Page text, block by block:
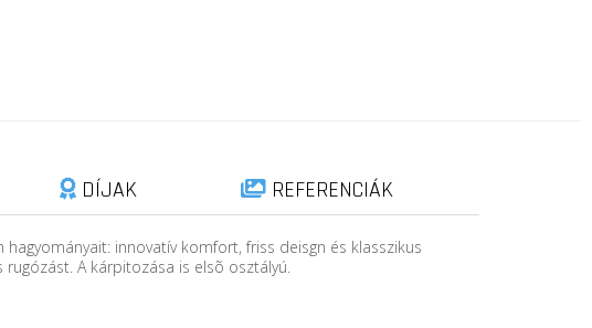
DÍJAK REFERENCIÁK
innovatív komfort, friss deisgn és klasszikus
rugózást. A kárpitozása is elsõ osztályú.